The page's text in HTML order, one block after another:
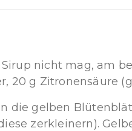
nicht mag, am
20 g Zitronensäure
die gelben
zerkleinern).